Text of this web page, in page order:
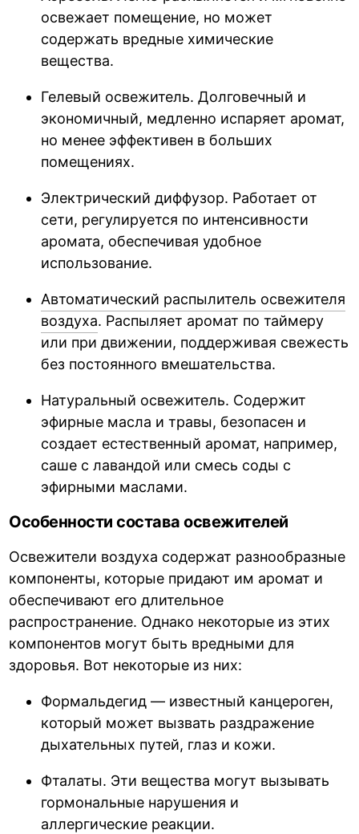
освежает помещение, но может
содержать вредные химические
вещества.
Гелевый освежитель. Долговечный и
экономичный, медленно испаряет аромат,
но менее эффективен в больших
помещениях.
Электрический диффузор. Работает от
сети, регулируется по интенсивности
аромата, обеспечивая удобное
использование.
Автоматический распылитель освежителя
воздуха. Распыляет аромат по таймеру
или при движении, поддерживая свежесть
без постоянного вмешательства.
Натуральный освежитель. Содержит
эфирные масла и травы, безопасен и
создает естественный аромат, например,
саше с лавандой или смесь соды с
эфирными маслами.
Особенности состава освежителей
Освежители воздуха содержат разнообразные
компоненты, которые придают им аромат и
обеспечивают его длительное
распространение. Однако некоторые из этих
компонентов могут быть вредными для
здоровья. Вот некоторые из них:
Формальдегид — известный канцероген,
который может вызвать раздражение
дыхательных путей, глаз и кожи.
Фталаты. Эти вещества могут вызывать
гормональные нарушения и
аллергические реакции.